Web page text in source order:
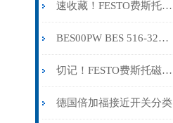
速收藏！FESTO费斯托气缸常见故障的解决方法分享
BES00PW BES 516-325-G-E4-C-S4-00,5
切记！FESTO费斯托磁性开关出现故障时应及时解决
德国倍加福接近开关分类